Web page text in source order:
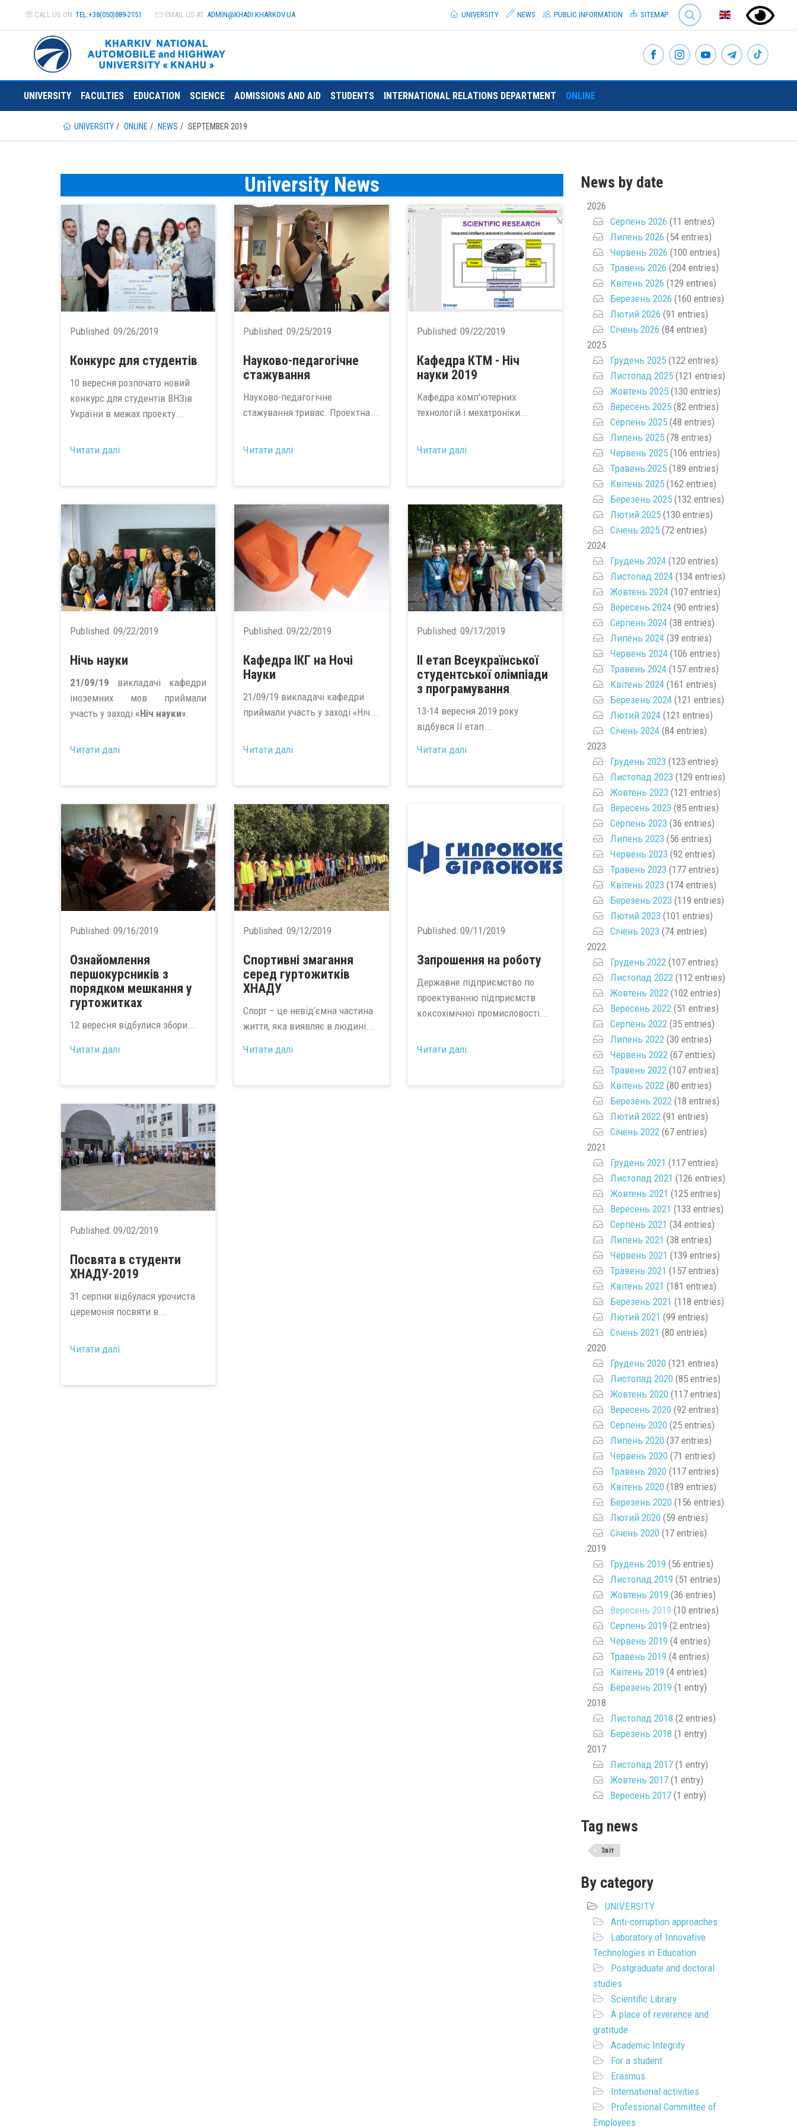
CALL US ON TEL:+38(050)889-2151 EMAIL US AT ADMIN@KHADI.KHARKOV.UA
SEARCH
UNIVERSITY
NEWS PUBLIC INFORMATION SITEMAP
UNIVERSITY FACULTIES EDUCATION SCIENCE ADMISSIONS AND AID STUDENTS INTERNATIONAL RELATIONS DEPARTMENT ONLINE
UNIVERSITY ONLINE NEWS SEPTEMBER 2019
University News
Published: 09/26/2019
Конкурс для студентів
10 вересня розпочато новий
конкурс для студентів ВНЗів
України в межах проекту...
Читати далі
Published:09/25/2019
Науково-педагогічне
стажування
Науково-педагогічне
стажування триває. Проектна...
Читати далі
Published: 09/22/2019
Кафедра КТМ - Ніч
науки 2019
Кафедра комп'ютерних
технологій і мехатроніки...
Читати далі
Published: 09/22/2019
Нічь науки
21/09/19 викладачі кафедри
іноземних мов приймали
участь у заході «Ніч науки».
Читати далі
Published:09/22/2019
Кафедра ІКГ на Ночі
Науки
21/09/19 викладачі кафедри
приймали участь у заході «Ніч...
Читати далі
Published: 09/17/2019
ІІ етап Всеукраїнської
студентської олімпіади
з програмування
13-14 вересня 2019 року
відбувся ІІ етап...
Читати далі
Published: 09/16/2019
Ознайомлення
першокурсників з
порядком мешкання у
гуртожитках
12 вересня відбулися збори...
Читати далі
Published:09/12/2019
Спортивні змагання
серед гуртожитків
ХНАДУ
Спорт – це невід‘ємна частина
життя, яка виявляє в людині...
Читати далі
Published: 09/11/2019
Запрошення на роботу
Державне підприємство по
проектуванню підприємств
коксохімічної промисловості...
Читати далі
Published: 09/02/2019
Посвята в студенти
ХНАДУ-2019
31 серпня відбулася урочиста
церемонія посвяти в...
Читати далі
News by date
2026
Серпень 2026 (11 entries)
Липень 2026 (54 entries)
Червень 2026 (100 entries)
Травень 2026 (204 entries)
Квітень 2026 (129 entries)
Березень 2026 (160 entries)
Лютий 2026 (91 entries)
Січень 2026 (84 entries)
2025
Грудень 2025(122 entries)
Листопад 2025(121 entries)
Жовтень 2025(130 entries)
Вересень 2025(82 entries)
Серпень 2025(48 entries)
Липень 2025(78 entries)
Червень 2025(106 entries)
Травень 2025(189 entries)
Квітень 2025(162 entries)
Березень 2025(132 entries)
Лютий 2025(130 entries)
Січень 2025(72 entries)
2024
Грудень 2024(120 entries)
Листопад 2024(134 entries)
Жовтень 2024(107 entries)
Вересень 2024(90 entries)
Серпень 2024(38 entries)
Липень 2024(39 entries)
Червень 2024(106 entries)
Травень 2024(157 entries)
Квітень 2024(161 entries)
Березень 2024(121 entries)
Лютий 2024(121 entries)
Січень 2024(84 entries)
2023
Грудень 2023 (123 entries)
Листопад 2023 (129 entries)
Жовтень 2023 (121 entries)
Вересень 2023 (85 entries)
Серпень 2023 (36 entries)
Липень 2023 (56 entries)
Червень 2023 (92 entries)
Травень 2023 (177 entries)
Квітень 2023 (174 entries)
Березень 2023 (119 entries)
Лютий 2023 (101 entries)
Січень 2023 (74 entries)
2022
Грудень 2022(107 entries)
Листопад 2022(112 entries)
Жовтень 2022(102 entries)
Вересень 2022(51 entries)
Серпень 2022(35 entries)
Липень 2022(30 entries)
Червень 2022(67 entries)
Травень 2022(107 entries)
Квітень 2022(80 entries)
Березень 2022(18 entries)
Лютий 2022(91 entries)
Січень 2022(67 entries)
2021
Грудень 2021 (117 entries)
Листопад 2021 (126 entries)
Жовтень 2021 (125 entries)
Вересень 2021 (133 entries)
Серпень 2021 (34 entries)
Липень 2021 (38 entries)
Червень 2021 (139 entries)
Травень 2021 (157 entries)
Квітень 2021 (181 entries)
Березень 2021 (118 entries)
Лютий 2021 (99 entries)
Січень 2021 (80 entries)
2020
Грудень 2020(121 entries)
Листопад 2020(85 entries)
Жовтень 2020(117 entries)
Вересень 2020(92 entries)
Серпень 2020(25 entries)
Липень 2020(37 entries)
Червень 2020(71 entries)
Травень 2020(117 entries)
Квітень 2020(189 entries)
Березень 2020(156 entries)
Лютий 2020(59 entries)
Січень 2020(17 entries)
2019
Грудень 2019 (56 entries)
Листопад 2019 (51 entries)
Жовтень 2019 (36 entries)
Вересень 2019 (10 entries)
Серпень 2019 (2 entries)
Червень 2019 (4 entries)
Травень 2019 (4 entries)
Квітень 2019 (4 entries)
Березень 2019 (1 entry)
2018
Листопад 2018 (2 entries)
Березень 2018 (1 entry)
2017
Листопад 2017(1 entry)
Жовтень 2017(1 entry)
Вересень 2017(1 entry)
Tag news
Звіт
By category
UNIVERSITY
Anti-corruption approaches
Laboratory of Innovative
Technologies in Education
Postgraduate and doctoral
studies
Scientific Library
A place of reverence and
gratitude
Academic Integrity
For a student
Erasmus
International activities
Professional Committee of
Employees